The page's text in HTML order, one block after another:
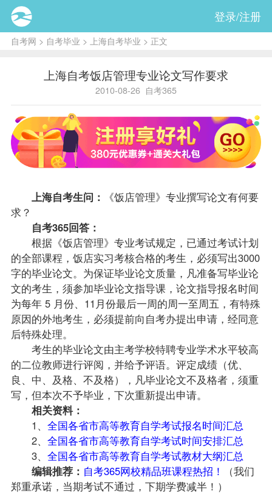
登录/注册
自考网 > 自考毕业 > 上海自考毕业 > 正文
上海自考饭店管理专业论文写作要求
2010-08-26 自考365
上海自考生问：
《饭店管理》专业撰写论文有何要
求？
自考365回答：
根据《饭店管理》专业考试规定，已通过考试计划
的全部课程 ，饭店实习考核合格的考生，必须写出3000
字的毕业论文。为保证毕业论文质量，凡准备写毕业论
文的考生，须参加毕业论文指导课，论文指导报名时间
为每年 5 月份、11月份最后一周的周一至周五，有特殊
原因的外地考生，必须提前向自考办提出申请，经同意
后特殊处理。
考生的毕业论文由主考学校特聘专业学术水平较高
的二位教师进行评阅，并给予评语。评定成绩（优、
良、中、及格、不及格），凡毕业论文不及格者，须重
写，但本次不予毕业，下次重新提出申请。
相关资料：
1、 全国各省市高等教育自学考试报名时间汇总
2、 全国各省市高等教育自学考试时间安排汇总
3、 全国各省市高等教育自学考试教材大纲汇总
编辑推荐： 自考365网校精品班课程热招！
（我们
郑重承诺，当期考试不通过，下期学费减半！）